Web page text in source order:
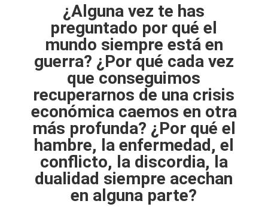
¿Alguna vez te has
preguntado por qué el
mundo siempre está en
guerra? ¿Por qué cada vez
que conseguimos
recuperarnos de una crisis
económica caemos en otra
más profunda? ¿Por qué el
hambre, la enfermedad, el
conflicto, la discordia, la
dualidad siempre acechan
en alguna parte?